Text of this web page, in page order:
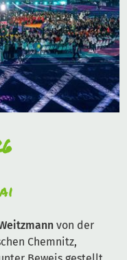
von der
Chemnitz,